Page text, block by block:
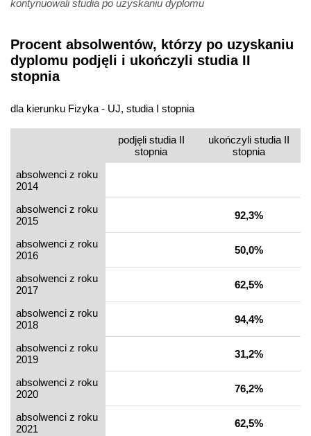
kontynuowali studia po uzyskaniu dyplomu
Procent absolwentów, którzy po uzyskaniu
dyplomu podjęli i ukończyli studia II
stopnia
dla kierunku Fizyka - UJ, studia I stopnia
podjęli studia II
stopnia
ukończyli studia II
stopnia
absolwenci z roku
2014
absolwenci z roku
2015
92,3%
absolwenci z roku
2016
50,0%
absolwenci z roku
2017
62,5%
absolwenci z roku
2018
94,4%
absolwenci z roku
2019
31,2%
absolwenci z roku
2020
76,2%
absolwenci z roku
2021
62,5%